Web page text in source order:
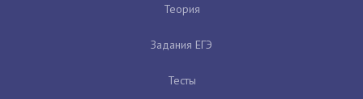
Теория
Задания ЕГЭ
Тесты